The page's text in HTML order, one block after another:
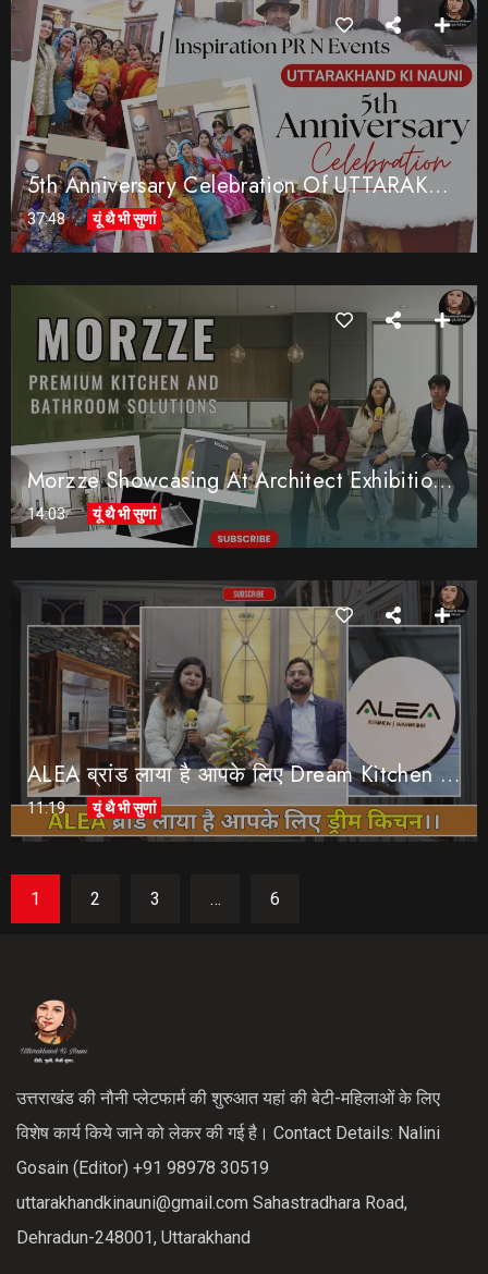
5th Anniversary Celebration Of UTTARAKHAND KI NAUNI
37:48 यूं थै भी सुणां
Morzze Showcasing At Architect Exhibition 2026, Latest Kitchen & Bathroom Trends , Kitchen Air Tap
14:03 यूं थै भी सुणां
ALEA ब्रांड लाया है आपके लिए Dream Kitchen ।। “Modular Kitchen Design 2026 || ALEA Modular Kitchen
11:19 यूं थै भी सुणां
1 2 3 … 6
उत्तराखंड की नौनी प्लेटफार्म की शुरुआत यहां की बेटी-महिलाओं के लिए
विशेष कार्य किये जाने को लेकर की गई है। Contact Details: Nalini
Gosain (Editor) +91 98978 30519
uttarakhandkinauni@gmail.com Sahastradhara Road,
Dehradun-248001, Uttarakhand